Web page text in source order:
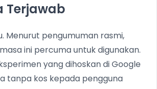
Terjawab
Menurut pengumuman rasmi,
ini percuma untuk digunakan.
yang dihoskan di Google
tanpa kos kepada pengguna